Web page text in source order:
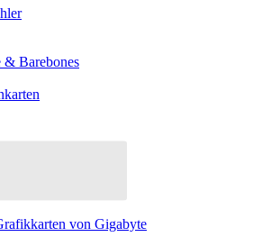
& Barebones
von Gigabyte